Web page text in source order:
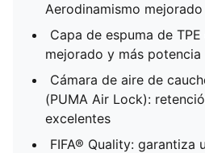
Aerodinamismo mejorado
Capa de espuma de
mejorado y más potencia
Cámara de aire de
(PUMA Air Lock):
excelentes
FIFA® Quality: garantiza